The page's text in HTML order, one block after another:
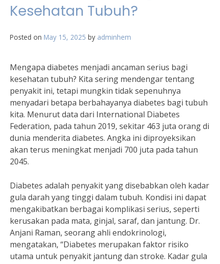
Kesehatan Tubuh?
Posted on May 15, 2025 by adminhem
Mengapa diabetes menjadi ancaman serius bagi
kesehatan tubuh? Kita sering mendengar tentang
penyakit ini, tetapi mungkin tidak sepenuhnya
menyadari betapa berbahayanya diabetes bagi tubuh
kita. Menurut data dari International Diabetes
Federation, pada tahun 2019, sekitar 463 juta orang di
dunia menderita diabetes. Angka ini diproyeksikan
akan terus meningkat menjadi 700 juta pada tahun
2045.
Diabetes adalah penyakit yang disebabkan oleh kadar
gula darah yang tinggi dalam tubuh. Kondisi ini dapat
mengakibatkan berbagai komplikasi serius, seperti
kerusakan pada mata, ginjal, saraf, dan jantung. Dr.
Anjani Raman, seorang ahli endokrinologi,
mengatakan, “Diabetes merupakan faktor risiko
utama untuk penyakit jantung dan stroke. Kadar gula